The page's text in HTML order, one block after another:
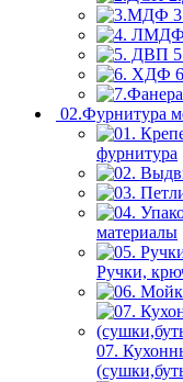
02.Фурнитура
фурнитура
материалы
Ручки,
07.